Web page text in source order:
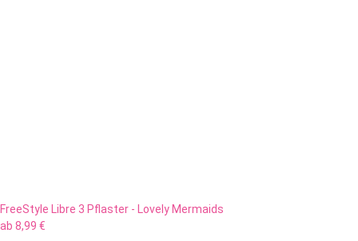
FreeStyle Libre 3 Pflaster - Lovely Mermaids
ab 8,99 €